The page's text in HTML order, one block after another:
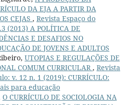
DA EJA A PARTIR DA
CEJAS , Revista Espaço do
(2013) A POLÍTICA DE
E DESAFIOS NO
DE JOVENS E ADULTOS
UTOPIAS E REGULAÇÕES DE
COMUM CURRICULAR, Revista
v. 12 n. 1 (2019): CURRÍCULO:
para educação
O CURRÍCULO DE SOCIOLOGIA NA